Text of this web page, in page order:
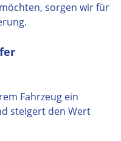
sorgen wir für
Fahrzeug ein
steigert den Wert